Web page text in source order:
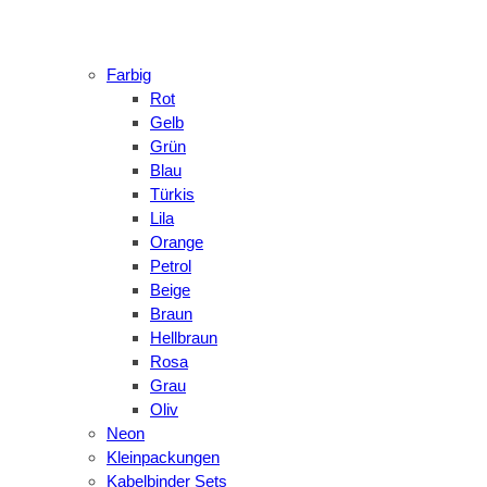
Farbig
Rot
Gelb
Grün
Blau
Türkis
Lila
Orange
Petrol
Beige
Braun
Hellbraun
Rosa
Grau
Oliv
Neon
Kleinpackungen
Kabelbinder Sets